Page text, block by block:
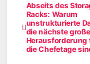
Abseits des
Racks: Warum
unstrukturierte
die nächste große
Herausforderung
die Chefetage